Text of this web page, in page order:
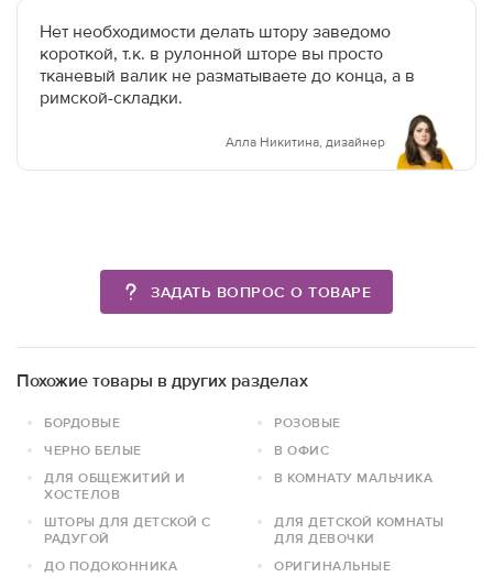
Нет необходимости делать штору заведомо
короткой, т.к. в рулонной шторе вы просто
тканевый валик не разматываете до конца, а в
римской-складки.
Алла Никитина, дизайнер
ЗАДАТЬ ВОПРОС О ТОВАРЕ
Похожие товары в других разделах
БОРДОВЫЕ
РОЗОВЫЕ
ЧЕРНО БЕЛЫЕ
В ОФИС
ДЛЯ ОБЩЕЖИТИЙ И
ХОСТЕЛОВ
В КОМНАТУ МАЛЬЧИКА
ШТОРЫ ДЛЯ ДЕТСКОЙ С
РАДУГОЙ
ДЛЯ ДЕТСКОЙ КОМНАТЫ
ДЛЯ ДЕВОЧКИ
ДО ПОДОКОННИКА
ОРИГИНАЛЬНЫЕ